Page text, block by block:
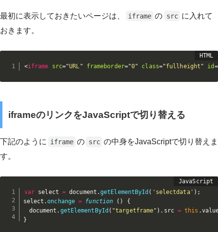
最初に表示しておきたいページは、 iframe の src に入れて
おきます。
<iframe src="URL " frameborder="0" class="fullheight " id =
iframeのリンクをJavaScriptで切り替える
下記のように iframe の src の中身をJavaScriptで切り替えま
す。
var select = document .getElementById ( 'selectdata' ) ;
select .onchange = function ( )
{
document . getElementById ( "targetframe" ) . src = this .
}